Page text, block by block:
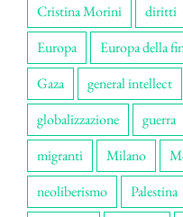
Cristina Morini
diritti
Europa
Europa della
Gaza
general intellect
globalizzazione
guerra
migranti
Milano
neoliberismo
Palestina